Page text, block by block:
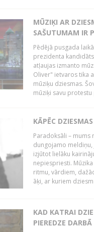
MŪZIĶI AR
SAŠUTUMAM IR
Pēdējā pusgada
prezidenta
atļaujas izmanto
Oliver" ietvaros tika
mūziķu dziesmas.
mūziķi savu
KĀPĒC
Paradoksāli – mums
dungojamo
izjūtot lielāku
nepiespriesti.
ritmu, vārdiem,
āķi, ar kuriem
KAD KATRAI
PIEREDZE